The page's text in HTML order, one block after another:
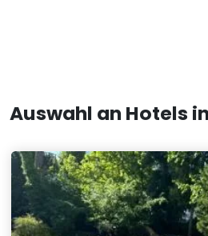
Auswahl an Hotels